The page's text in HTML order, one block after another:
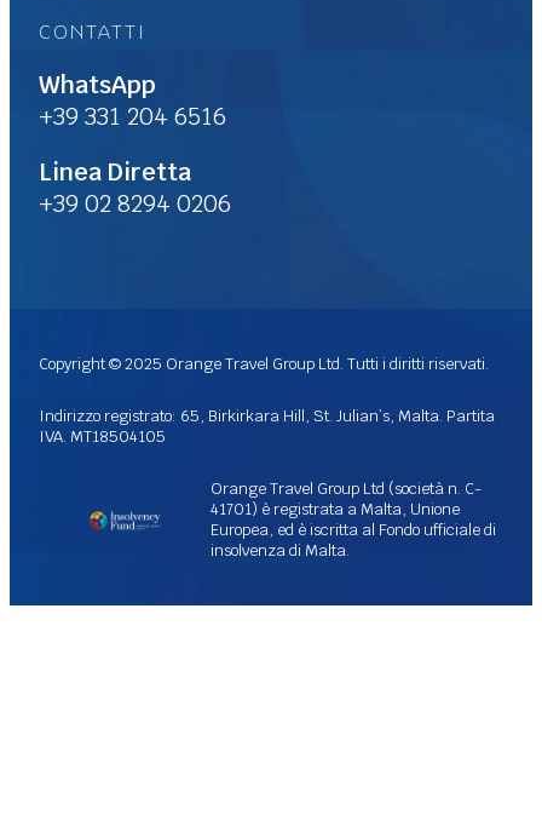
CONTATTI
WhatsApp
+39 331 204 6516
Linea Diretta
+39 02 8294 0206
Copyright © 2025 Orange Travel Group Ltd. Tutti i diritti riservati.
Indirizzo registrato: 65, Birkirkara Hill, St. Julian’s, Malta. Partita
IVA. MT18504105
Orange Travel Group Ltd (società n. C-
41701) è registrata a Malta, Unione
Europea, ed è iscritta al Fondo ufficiale di
insolvenza di Malta.